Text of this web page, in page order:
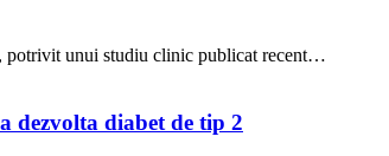
potrivit unui studiu clinic publicat recent…
dezvolta diabet de tip 2